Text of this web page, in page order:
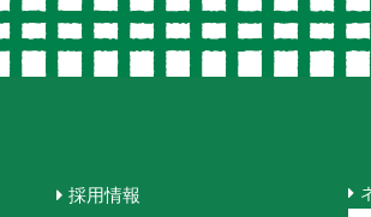
採用情報